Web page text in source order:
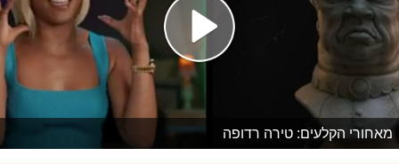
מאחורי הקלעים: טירה רדופה